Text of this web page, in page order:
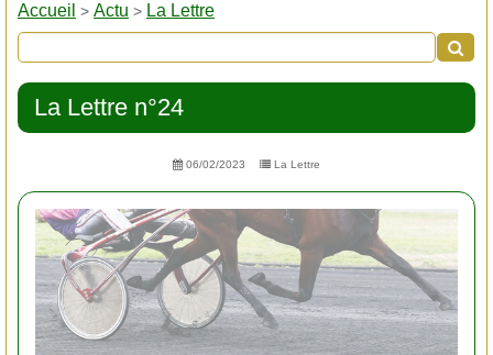
Accueil > Actu > La Lettre
La Lettre n°24
06/02/2023 La Lettre